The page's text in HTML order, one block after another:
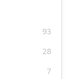
93
28
7
itibaren ₺199,77
itibaren ₺174,80